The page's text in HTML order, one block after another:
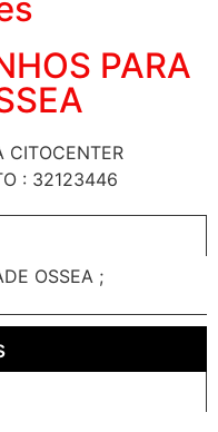
PARA
CITOCENTER
: 32123446
OSSEA ;